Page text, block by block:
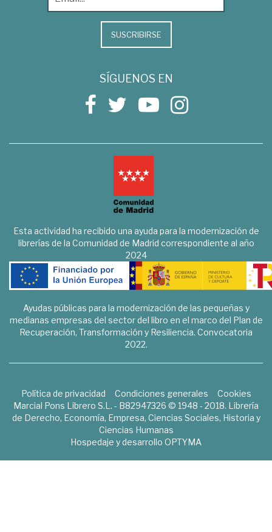
SUSCRIBIRSE
SÍGUENOS EN
Esta actividad ha recibido una ayuda para la modernización de
librerías de la Comunidad de Madrid correspondiente al año
2024
Ayudas públicas para la modernización de las pequeñas y
medianas empresas del sector del libro en el marco del Plan de
Recuperación, Transformación y Resiliencia. Convocatoria
2022.
Política de privacidad Condiciones generales
Cookies
Marcial Pons Librero S.L. - B82947326 © 1948 - 2018. Librería
de Derecho, Economía, Empresa, Ciencias Sociales, Historia y
Ciencias Humanas
Hospedaje y desarrollo OPTYMA